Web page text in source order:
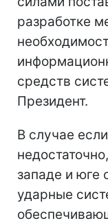
разработке
средств
Президент.
В случае
западе и юге
ударные